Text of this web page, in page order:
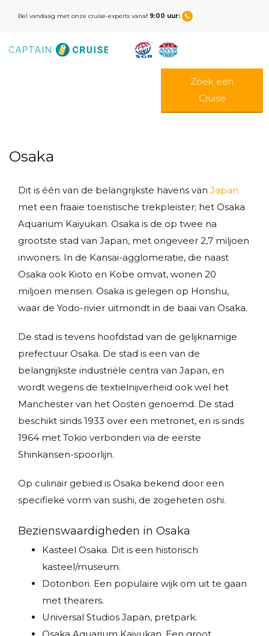
Bel vandaag met onze cruise-experts vanaf 9:00 uur:
Zoek een
Cruise
Osaka
Dit is één van de belangrijkste havens van Japan
met een fraaie toeristische trekpleister; het Osaka
Aquarium Kaiyukan. Osaka is de op twee na
grootste stad van Japan, met ongeveer 2,7 miljoen
inwoners. In de Kansai-agglomeratie, die naast
Osaka ook Kioto en Kobe omvat, wonen 20
miljoen mensen. Osaka is gelegen op Honshu,
waar de Yodo-rivier uitmondt in de baai van Osaka.
De stad is tevens hoofdstad van de gelijknamige
prefectuur Osaka. De stad is een van de
belangrijkste industriële centra van Japan, en
wordt wegens de textielnijverheid ook wel het
Manchester van het Oosten genoemd. De stad
beschikt sinds 1933 over een metronet, en is sinds
1964 met Tokio verbonden via de eerste
Shinkansen-spoorlijn.
Op culinair gebied is Osaka bekend door een
specifieke vorm van sushi, de zogeheten oshi.
Bezienswaardigheden in Osaka
Kasteel Osaka. Dit is een historisch
kasteel/museum.
Dotonbori. Een populaire wijk om uit te gaan
met thearers.
Universal Studios Japan, pretpark.